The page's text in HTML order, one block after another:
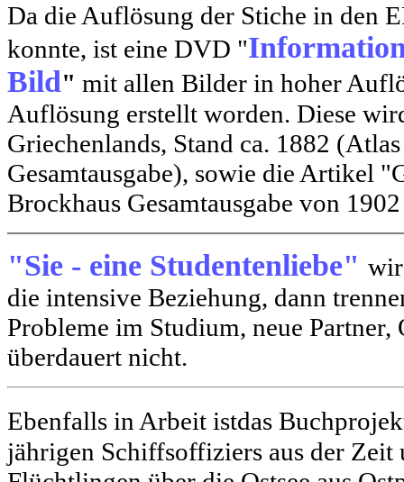
Da die Auflösung der Stiche in den
konnte, ist eine DVD "
Bild" mit allen Bilder in hoher
Auflösung erstellt worden. Diese
Griechenlands, Stand ca. 1882
Gesamtausgabe), sowie die Artikel
Brockhaus Gesamtausgabe von
"Sie - eine Studentenliebe"
die intensive Beziehung, dann
Probleme im Studium, neue
überdauert nicht.
Ebenfalls in Arbeit istdas
jährigen Schiffsoffiziers aus der Zeit